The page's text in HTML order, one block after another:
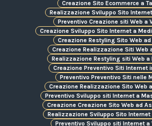
Creazione Sito Ecommerce a
Realizzazione Sviluppo Sito
Preventivo Creazione siti Web a
Creazione Sviluppo Sito Internet a
Creazione Restyling Sito Web
Creazione Realizzazione Siti Web
Realizzazione Restyling siti Web a
Creazione Preventivo Siti Internet
Preventivo Preventivo Siti nelle
Creazione Realizzazione Sito Web
Preventivo Sviluppo siti Internet a
Creazione Creazione Sito Web ad
Realizzazione Sviluppo Sito Internet
Preventivo Sviluppo siti Internet a